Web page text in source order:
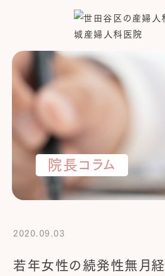
院長コラム
2020.09.03
若年女性の続発性無月